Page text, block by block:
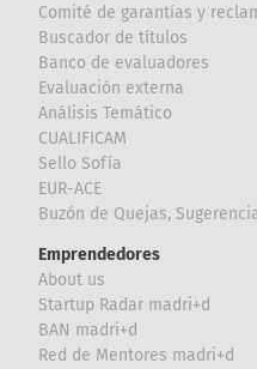
Comité de garantías y
Buscador de títulos
Banco de evaluadores
Evaluación externa
Análisis Temático
CUALIFICAM
Sello Sofía
EUR-ACE
Buzón de Quejas,
Emprendedores
About us
Startup Radar madri+d
BAN madri+d
Red de Mentores madri+d